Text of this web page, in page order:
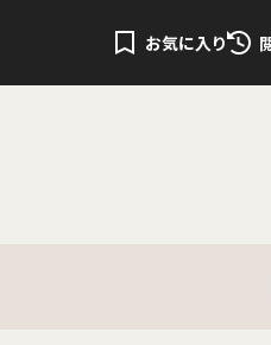
お気に入り